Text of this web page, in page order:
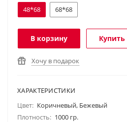
48*68
68*68
В корзину
Хочу в подарок
ХАРАКТЕРИСТИКИ
Цвет: Коричневый, Бежевый
Плотность: 1000 гр.